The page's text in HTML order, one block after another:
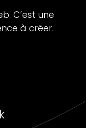
C’est une
à créer.